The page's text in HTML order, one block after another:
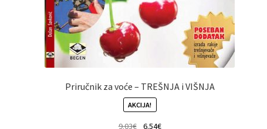
Priručnik za voće – TREŠNJA i VIŠNJA
AKCIJA!
9.03€ 6.54€